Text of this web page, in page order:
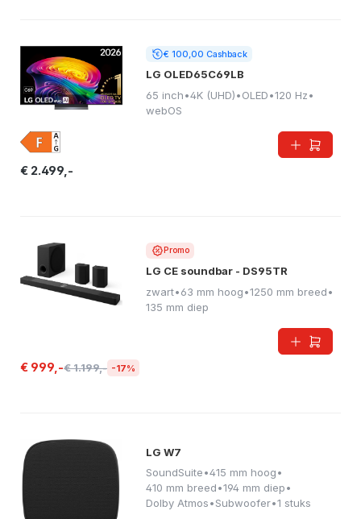
€ 100,00 Cashback
LG OLED65C69LB
65 inch•4K (UHD)•OLED•120 Hz•
webOS
€ 2.499,-
Promo
LG CE soundbar - DS95TR
zwart•63 mm hoog•1250 mm breed•
135 mm diep
€ 999,-€ 1.199,- -17%
LG W7
SoundSuite•415 mm hoog•
410 mm breed•194 mm diep•
Dolby Atmos•Subwoofer•1 stuks